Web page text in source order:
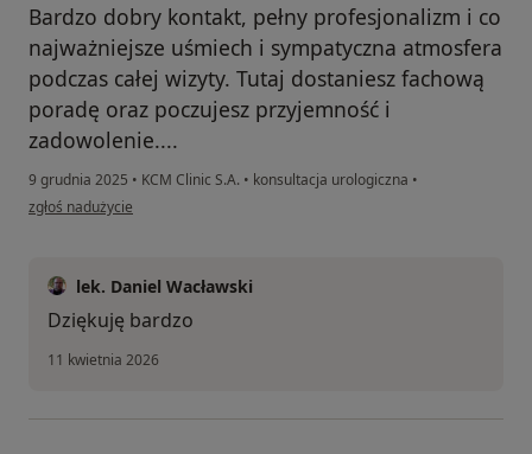
Bardzo dobry kontakt, pełny profesjonalizm i co
najważniejsze uśmiech i sympatyczna atmosfera
podczas całej wizyty. Tutaj dostaniesz fachową
poradę oraz poczujesz przyjemność i
zadowolenie....
9 grudnia 2025 • KCM Clinic S.A. • konsultacja urologiczna •
w opinii użytkownika Arek
zgłoś nadużycie
lek. Daniel Wacławski
Dziękuję bardzo
11 kwietnia 2026